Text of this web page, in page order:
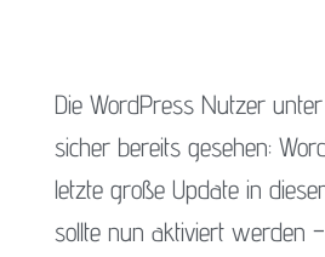
Die WordPress Nutzer
sicher bereits gesehen:
letzte große Update in
sollte nun aktiviert werden